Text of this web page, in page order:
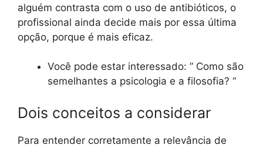
alguém contrasta com o uso de antibióticos, o
profissional ainda decide mais por essa última
opção, porque é mais eficaz.
Você pode estar interessado: ” Como são
semelhantes a psicologia e a filosofia? “
Dois conceitos a considerar
Para entender corretamente a relevância de